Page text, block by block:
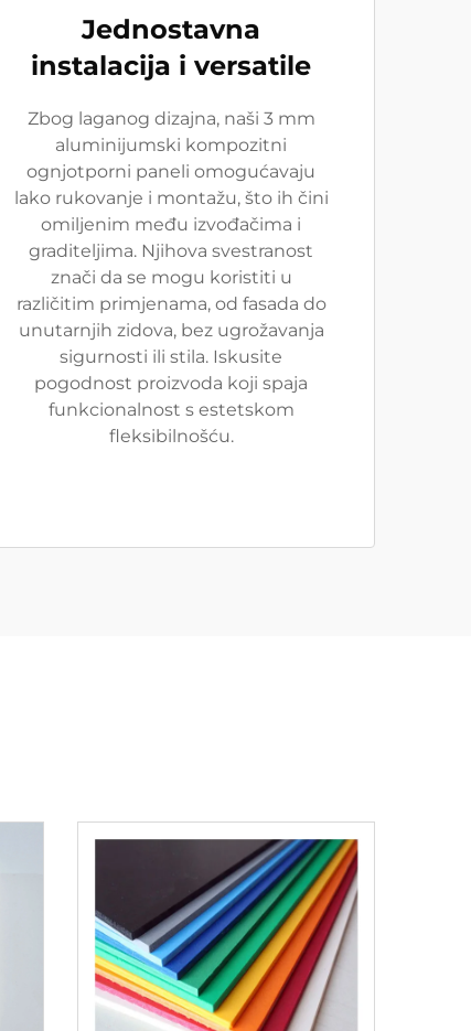
Jednostavna
instalacija i versatile
Zbog laganog dizajna, naši 3 mm
aluminijumski kompozitni
ognjotporni paneli omogućavaju
lako rukovanje i montažu, što ih čini
omiljenim među izvođačima i
graditeljima. Njihova svestranost
znači da se mogu koristiti u
različitim primjenama, od fasada do
unutarnjih zidova, bez ugrožavanja
sigurnosti ili stila. Iskusite
pogodnost proizvoda koji spaja
funkcionalnost s estetskom
fleksibilnošću.